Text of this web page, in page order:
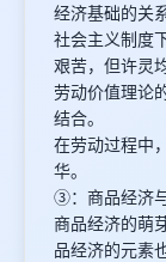
经济基础的关
社会主义制度
艰苦，但许灵
劳动价值理论
结合。
在劳动过程中
华。
③：商品经济
商品经济的萌
品经济的元素